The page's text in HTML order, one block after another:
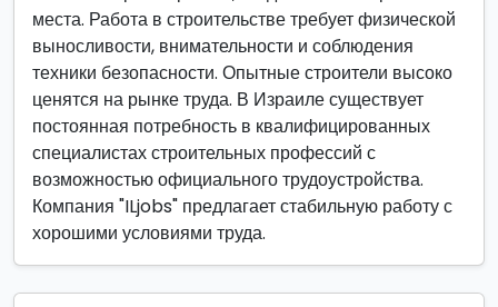
места. Работа в строительстве требует физической
выносливости, внимательности и соблюдения
техники безопасности. Опытные строители высоко
ценятся на рынке труда. В Израиле существует
постоянная потребность в квалифицированных
специалистах строительных профессий с
возможностью официального трудоустройства.
Компания "ILjobs" предлагает стабильную работу с
хорошими условиями труда.